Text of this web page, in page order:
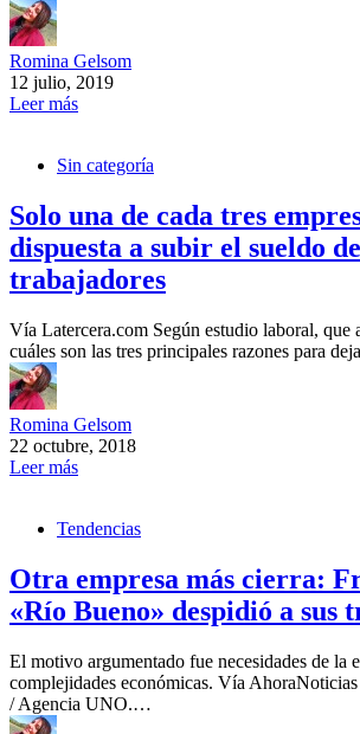
Romina Gelsom
12 julio, 2019
Leer más
Sin categoría
Solo una de cada tres
dispuesta a subir el sueldo
trabajadores
Vía Latercera.com Según estudio laboral, que
cuáles son las tres principales razones para
Romina Gelsom
22 octubre, 2018
Leer más
Tendencias
Otra empresa más cierra:
«Río Bueno» despidió a sus
El motivo argumentado fue necesidades de la
complejidades económicas. Vía
/ Agencia UNO.…